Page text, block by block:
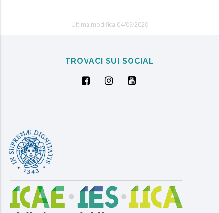
Ultima modifica 04/09/2020
TROVACI SUI SOCIAL